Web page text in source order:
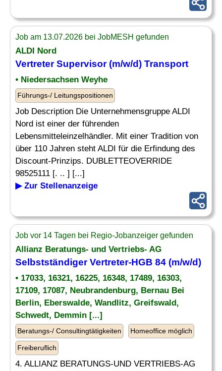
Job am 13.07.2026 bei JobMESH gefunden
ALDI Nord
VertreterSupervisor (m/w/d) Transport
• Niedersachsen Weyhe
Führungs-/ Leitungspositionen
Job Description Die Unternehmensgruppe ALDI
Nord ist einer der führenden
Lebensmitteleinzelhändler. Mit einer Tradition von
über 110 Jahren steht ALDI für die Erfindung des
Discount-Prinzips. DUBLETTEOVERRIDE
98525111 [. .. ] [...]
▶ Zur Stellenanzeige
Job vor 14 Tagen bei Regio-Jobanzeiger gefunden
Allianz Beratungs- und Vertriebs- AG
SelbstständigerVertreter-HGB 84 (m/w/d)
• 17033, 16321, 16225, 16348, 17489, 16303,
17109, 17087, Neubrandenburg, Bernau Bei
Berlin, Eberswalde, Wandlitz, Greifswald,
Schwedt, Demmin [...]
Beratungs-/ Consultingtätigkeiten Homeoffice möglich
Freiberuflich
4. ALLIANZ BERATUNGS-UND VERTRIEBS-AG